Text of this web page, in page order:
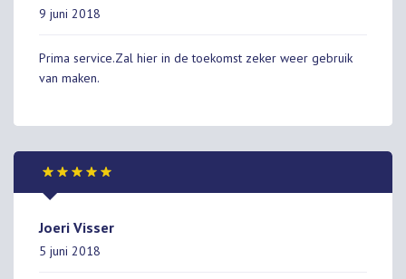
9 juni 2018
Prima service.Zal hier in de toekomst zeker weer gebruik
van maken.
Joeri Visser
5 juni 2018